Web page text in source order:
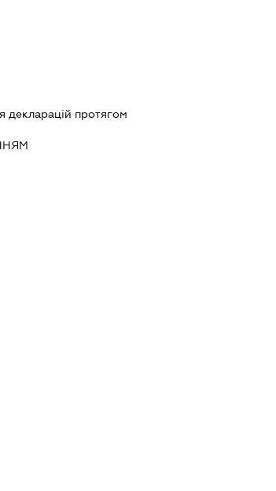
декларацiй протягом